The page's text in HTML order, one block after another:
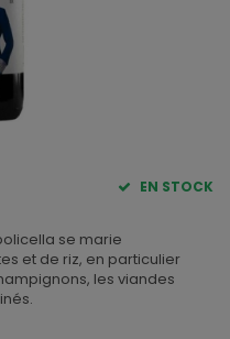
EN STOCK
se marie
et de riz, en particulier
les viandes